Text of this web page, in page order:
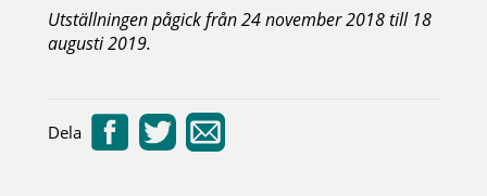
Utställningen pågick från 24 november 2018 till 18
augusti 2019.
Dela